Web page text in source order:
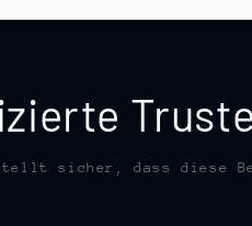
sicher, dass diese